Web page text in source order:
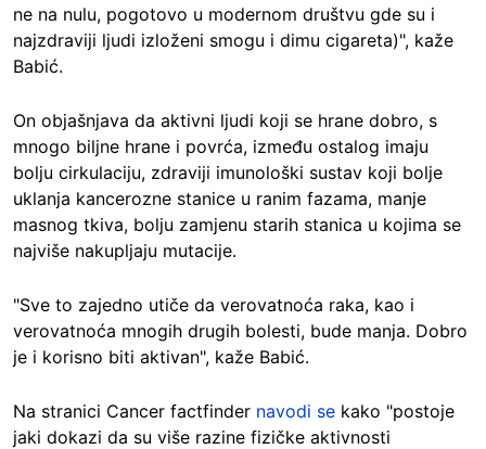
ne na nulu, pogotovo u modernom društvu gde su i
najzdraviji ljudi izloženi smogu i dimu cigareta)", kaže
Babić.
On objašnjava da aktivni ljudi koji se hrane dobro, s
mnogo biljne hrane i povrća, između ostalog imaju
bolju cirkulaciju, zdraviji imunološki sustav koji bolje
uklanja kancerozne stanice u ranim fazama, manje
masnog tkiva, bolju zamjenu starih stanica u kojima se
najviše nakupljaju mutacije.
"Sve to zajedno utiče da verovatnoća raka, kao i
verovatnoća mnogih drugih bolesti, bude manja. Dobro
je i korisno biti aktivan", kaže Babić.
Na stranici Cancer factfinder navodi se kako "postoje
jaki dokazi da su više razine fizičke aktivnosti